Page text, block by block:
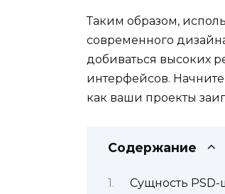
Таким образом,
современного
добиваться высоких
интерфейсов.
как ваши проекты
Содержание
Сущность